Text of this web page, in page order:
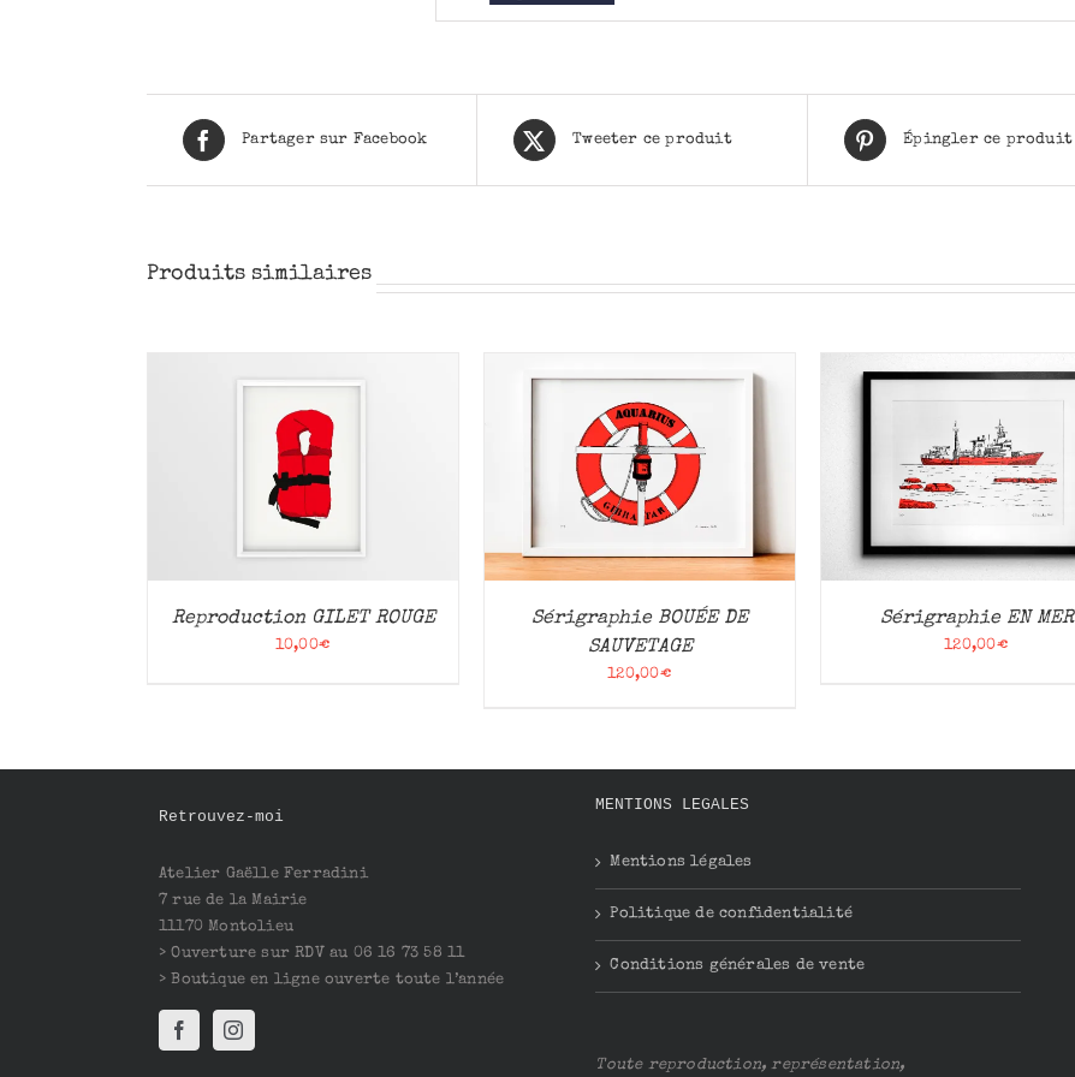
Partager sur Facebook Tweeter ce produit Épingler ce produit
Produits similaires
Reproduction GILET ROUGE
10,00€
AJOUTER AU PANIER
APERÇU
Sérigraphie BOUÉE DE
SAUVETAGE
120,00€
AJOUTER AU PANIER
APERÇU
Sérigraphie EN MER
120,00€
AJOUTER AU PANIER
APERÇU
Retrouvez-moi
Atelier Gaëlle Ferradini
7 rue de la Mairie
11170 Montolieu
> Ouverture sur RDV au 06 16 73 58 11
> Boutique en ligne ouverte toute l’année
MENTIONS LEGALES
Mentions légales
Politique de confidentialité
Conditions générales de vente
Toute reproduction, représentation,